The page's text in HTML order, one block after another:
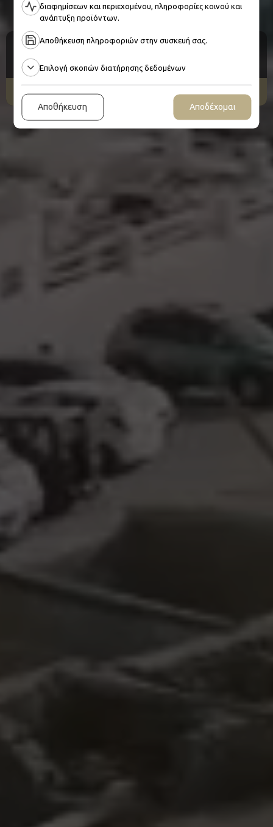
διαφημίσεων και περιεχομένου, πληροφορίες κοινού και
ανάπτυξη προϊόντων.
Αποθήκευση πληροφοριών στην συσκευή σας.
Επιλογή σκοπών διατήρησης δεδομένων
Αποθήκευση Αποδέχομαι
Βρείτε το ιδανικό σπίτι για εσάς
Πώληση Κατοικία